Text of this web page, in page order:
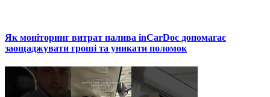
Як моніторинг витрат палива inCarDoc допомагає
заощаджувати гроші та уникати поломок